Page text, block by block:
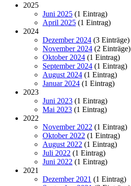
2025
Juni 2025 (1 Eintrag)
April 2025 (1 Eintrag)
2024
Dezember 2024 (3 Einträge)
November 2024 (2 Einträge)
Oktober 2024 (1 Eintrag)
September 2024 (1 Eintrag)
August 2024 (1 Eintrag)
Januar 2024 (1 Eintrag)
2023
Juni 2023 (1 Eintrag)
Mai 2023 (1 Eintrag)
2022
November 2022 (1 Eintrag)
Oktober 2022 (1 Eintrag)
August 2022 (1 Eintrag)
Juli 2022 (1 Eintrag)
Juni 2022 (1 Eintrag)
2021
Dezember 2021 (1 Eintrag)